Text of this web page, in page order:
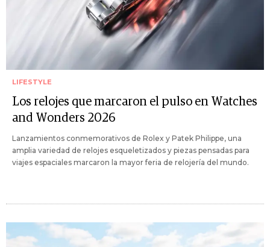
LIFESTYLE
Los relojes que marcaron el pulso en Watches
and Wonders 2026
Lanzamientos conmemorativos de Rolex y Patek Philippe, una
amplia variedad de relojes esqueletizados y piezas pensadas para
viajes espaciales marcaron la mayor feria de relojería del mundo.